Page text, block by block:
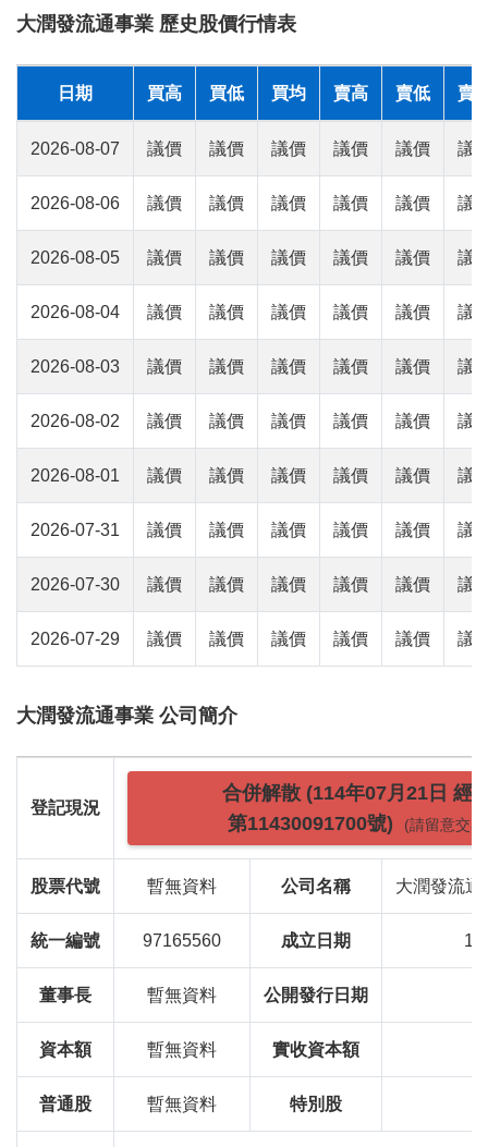
大潤發流通事業 歷史股價行情表
日期 買高 買低 買均 賣高 賣低 賣
2026-08-07 議價 議價 議價 議價 議價 議
2026-08-06 議價 議價 議價 議價 議價 議
2026-08-05 議價 議價 議價 議價 議價 議
2026-08-04 議價 議價 議價 議價 議價 議
2026-08-03 議價 議價 議價 議價 議價 議
2026-08-02 議價 議價 議價 議價 議價 議
2026-08-01 議價 議價 議價 議價 議價 議
2026-07-31 議價 議價 議價 議價 議價 議
2026-07-30 議價 議價 議價 議價 議價 議
2026-07-29 議價 議價 議價 議價 議價 議
大潤發流通事業 公司簡介
登記現況
合併解散 (114年07月21日 經
第11430091700號)
(請留意交
股票代號 暫無資料 公司名稱 大潤發流
統一編號 97165560 成立日期
董事長 暫無資料 公開發行日期
資本額 暫無資料 實收資本額
普通股 暫無資料 特別股